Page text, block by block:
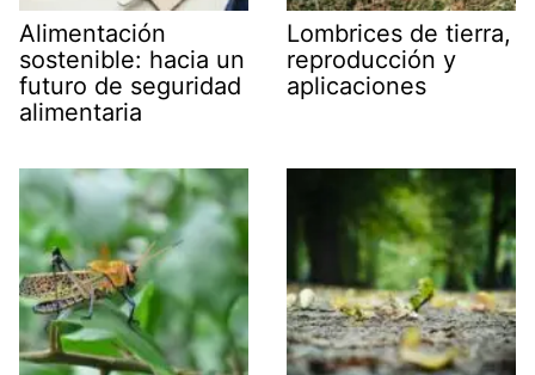
Alimentación
sostenible: hacia un
futuro de seguridad
alimentaria
Lombrices de tierra,
reproducción y
aplicaciones